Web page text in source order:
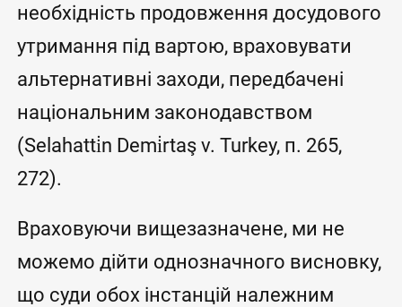
необхідність продовження досудового
утримання під вартою, враховувати
альтернативні заходи, передбачені
національним законодавством
(Selahatti̇n Demi̇rtaş v. Turkey, п. 265,
272).
Враховуючи вищезазначене, ми не
можемо дійти однозначного висновку,
що суди обох інстанцій належним